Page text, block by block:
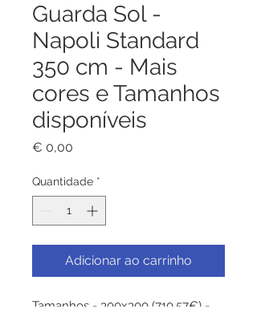
Guarda Sol -
Napoli Standard
350 cm - Mais
cores e Tamanhos
disponíveis
€ 0,00
Quantidade *
Adicionar ao carrinho
Tamanhos - 300x300 (710.57€) -